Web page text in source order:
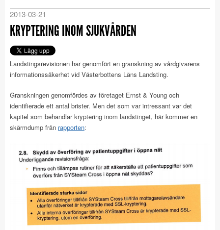
2013-03-21
KRYPTERING INOM SJUKVÅRDEN
Landstingsrevisionen har genomfört en granskning av vårdgivarens
informationssäkerhet vid Västerbottens Läns Landsting.
Granskningen genomfördes av företaget Ernst & Young och
identifierade ett antal brister. Men det som var intressant var det
kapitel som behandlar kryptering inom landstinget, här kommer en
skärmdump från rapporten: